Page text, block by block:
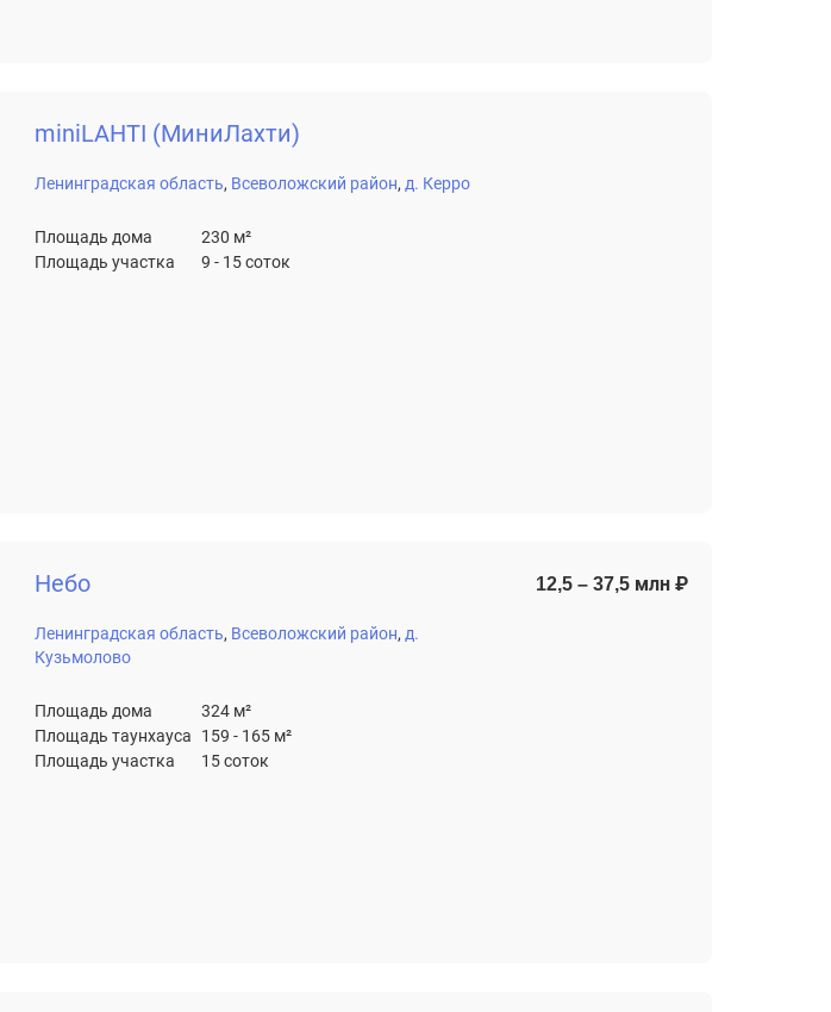
miniLAHTI (МиниЛахти)
Ленинградская область Всеволожский район д. Керро
Площадь дома
230 м²
Площадь участка
9 - 15 соток
Небо
Ленинградская область Всеволожский район д.
Кузьмолово
Площадь дома
324 м²
Площадь таунхауса
159 - 165 м²
Площадь участка
15 соток
12,5 – 37,5 млн ₽